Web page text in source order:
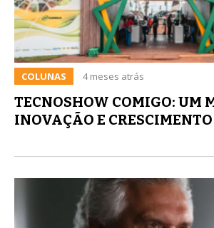
COLUNAS 4 meses atrás
TECNOSHOW COMIGO: UM
INOVAÇÃO E CRESCIMENTO